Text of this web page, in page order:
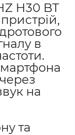
H30 BT
в
на
та